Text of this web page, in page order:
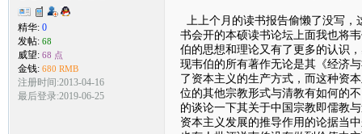
精华: 0
发帖: 68
威望: 68 点
金钱: 680 RMB
注册时间:2013-04-16
最后登录:2019-06-25
上上个月的读书报告偷懒了没写
书会开的本硕读书论坛上面我也将
伯的思想和理论又有了更多的认识
现韦伯的所有著作无论是其《经济
了资本主义的生产方式，而这种资
位的其他宗教形式与清教有如何的
的谈论一下其关于中国宗教即儒教
资本主义发展的推导作用的论据当